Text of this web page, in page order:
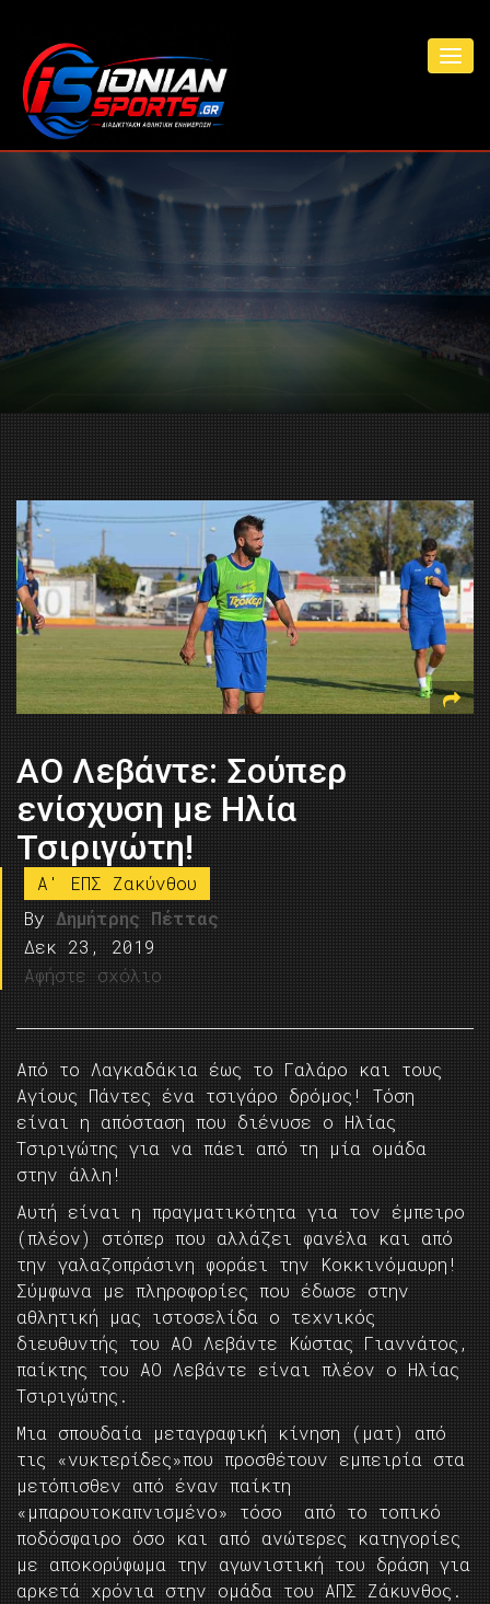
ΑΟ Λεβάντε: Σούπερ
ενίσχυση με Ηλία
Τσιριγώτη!
A' ΕΠΣ Ζακύνθου
By Δημήτρης Πέττας
Δεκ 23, 2019
Αφήστε σχόλιο
Από το Λαγκαδάκια έως το Γαλάρο και τους
Αγίους Πάντες ένα τσιγάρο δρόμος! Τόση
είναι η απόσταση που διένυσε ο Ηλίας
Τσιριγώτης για να πάει από τη μία ομάδα
στην άλλη!
Αυτή είναι η πραγματικότητα για τον έμπειρο
(πλέον) στόπερ που αλλάζει φανέλα και από
την γαλαζοπράσινη φοράει την Κοκκινόμαυρη!
Σύμφωνα με πληροφορίες που έδωσε στην
αθλητική μας ιστοσελίδα ο τεχνικός
διευθυντής του ΑΟ Λεβάντε Κώστας Γιαννάτος,
παίκτης του ΑΟ Λεβάντε είναι πλέον ο Ηλίας
Τσιριγώτης.
Μια σπουδαία μεταγραφική κίνηση (ματ) από
τις «νυκτερίδες»που προσθέτουν εμπειρία στα
μετόπισθεν από έναν παίκτη
«μπαρουτοκαπνισμένο» τόσο από το τοπικό
ποδόσφαιρο όσο και από ανώτερες κατηγορίες
με αποκορύφωμα την αγωνιστική του δράση για
αρκετά χρόνια στην ομάδα του ΑΠΣ Ζάκυνθος.